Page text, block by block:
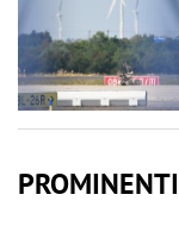
PROMINENTI